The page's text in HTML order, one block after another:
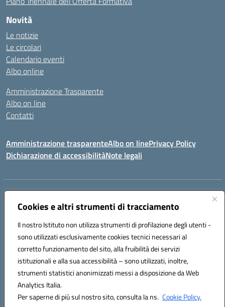
Cookies e altri strumenti di tracciamento
Il nostro Istituto non utilizza strumenti di profilazione degli utenti -
sono utilizzati esclusivamente cookies tecnici necessari al
corretto funzionamento del sito, alla fruibilità dei servizi
istituzionali e alla sua accessibilità – sono utilizzati, inoltre,
strumenti statistici anonimizzati messi a disposizione da Web
Analytics Italia.
Per saperne di più sul nostro sito, consulta la ns. Cookie Policy.
Novità
Le notizie
Le circolari
Calendario eventi
Albo online
Amministrazione Trasparente
Albo on line
Contatti
Amministrazione trasparenteAlbo on linePrivacy Policy
Dichiarazione di accessibilitàNote legali
Indirizzo:
Centralino:078170786 Email:caic875002@istruzione.it
Codice fiscale: 90027700922
Codice meccanografico:
CAIC875002
Codice unico di fatturazione (CUF): UFVRG0
Hosting & Powered by 3D Solution S.r.l.
Concept & Design by Designers Italia